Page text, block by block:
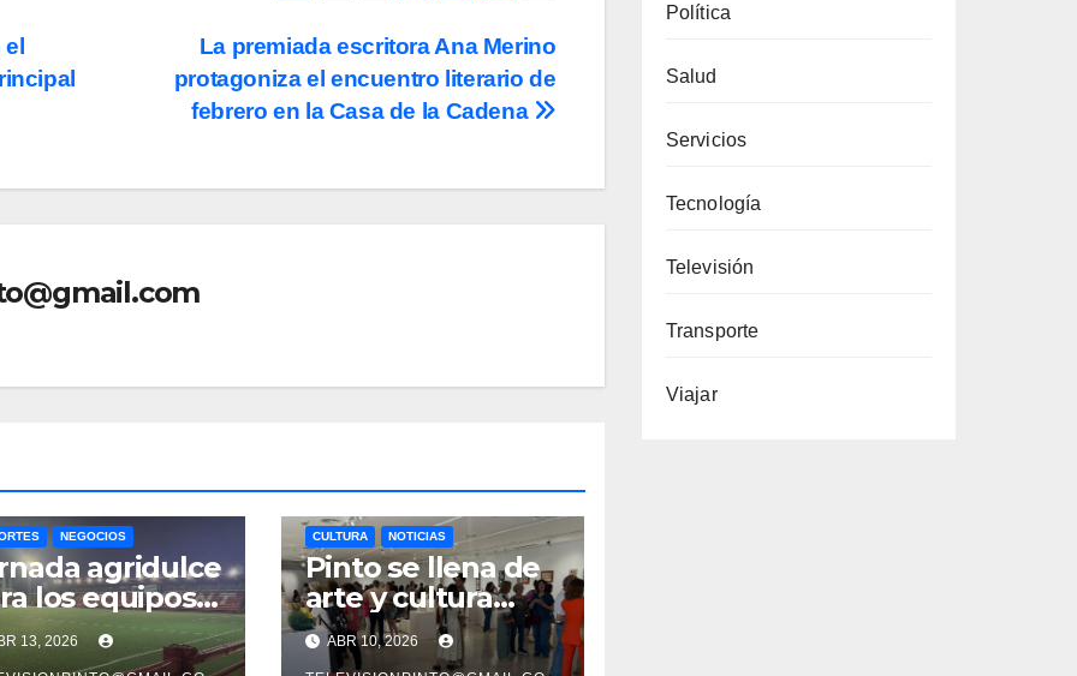
La premiada escritora Ana Merino
protagoniza el encuentro literario de
febrero en la Casa de la Cadena
NEGOCIOS
agridulce
los equipos
en
con el
13, 2026
CULTURA NOTICIAS
Pinto se llena de
arte y cultura
este mes de abril
con una variada
ABR 10, 2026
Política
Salud
Servicios
Tecnología
Televisión
Transporte
Viajar